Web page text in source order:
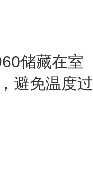
储藏在室
避免温度过